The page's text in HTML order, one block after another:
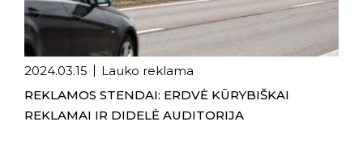
2024.03.15
Lauko reklama
REKLAMOS STENDAI: ERDVĖ KŪRYBIŠKAI
REKLAMAI IR DIDELĖ AUDITORIJA